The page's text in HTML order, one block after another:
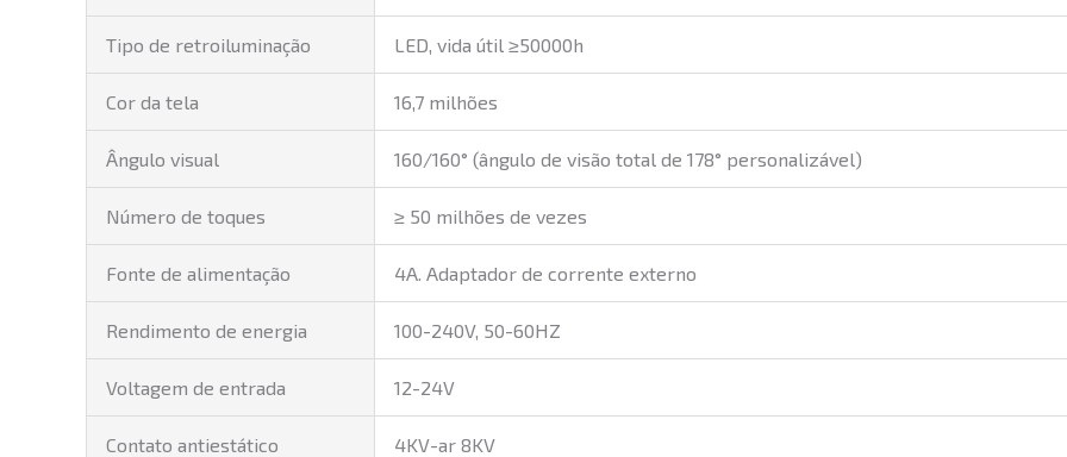
Tipo de retroiluminação LED, vida útil ≥50000h
Cor da tela 16,7 milhões
Ângulo visual 160/160° (ângulo de visão total de 178° personalizável)
Número de toques ≥ 50 milhões de vezes
Fonte de alimentação 4A. Adaptador de corrente externo
Rendimento de energia 100-240V, 50-60HZ
Voltagem de entrada 12-24V
Contato antiestático 4KV-ar 8KV